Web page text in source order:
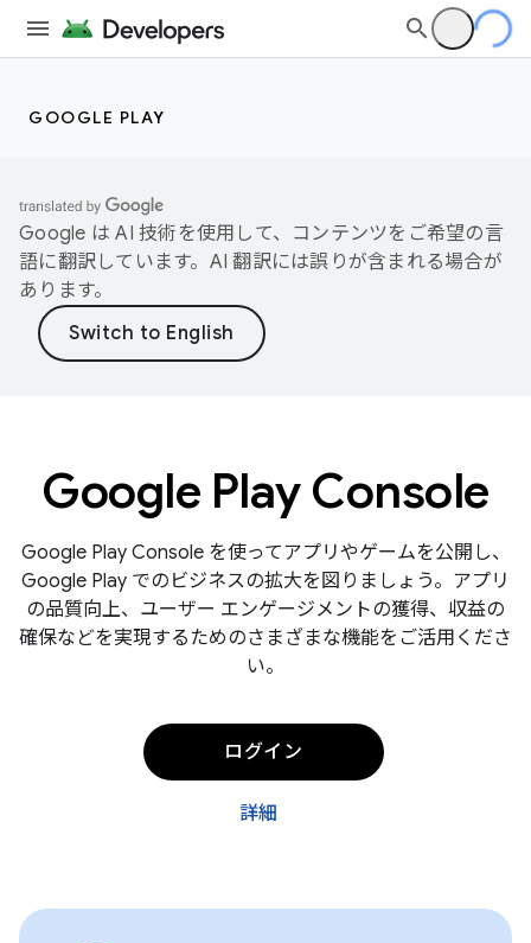
GOOGLE PLAY
Google は AI 技術を使用して、コンテンツをご希望の言
語に翻訳しています。AI 翻訳には誤りが含まれる場合が
あります。
Google Play Console
Google Play Console を使ってアプリやゲームを公開し、
Google Play でのビジネスの拡大を図りましょう。アプリ
の品質向上、ユーザー エンゲージメントの獲得、収益の
確保などを実現するためのさまざまな機能をご活用くださ
い。
ログイン
詳細